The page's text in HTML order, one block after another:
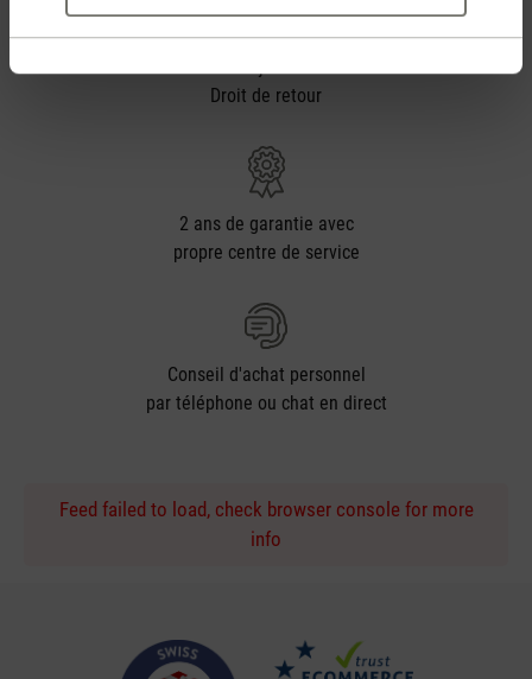
Droit de retour
2 ans de garantie avec
propre centre de service
Conseil d'achat personnel
par téléphone ou chat en direct
Feed failed to load, check browser console for more
info